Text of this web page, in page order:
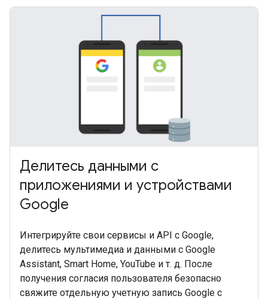
Делитесь данными с
приложениями и устройствами
Google
Интегрируйте свои сервисы и API с Google,
делитесь мультимедиа и данными с Google
Assistant, Smart Home, YouTube и т. д. После
получения согласия пользователя безопасно
свяжите отдельную учетную запись Google с